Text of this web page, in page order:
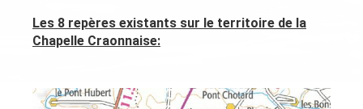
Les 8 repères existants sur le territoire de la
Chapelle Craonnaise: